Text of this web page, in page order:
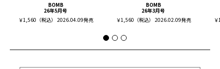
BOMB
26年5月号
￥1,560（税込） 2026.04.09発売
BOMB
26年3月号
￥1,560（税込） 2026.02.09発売